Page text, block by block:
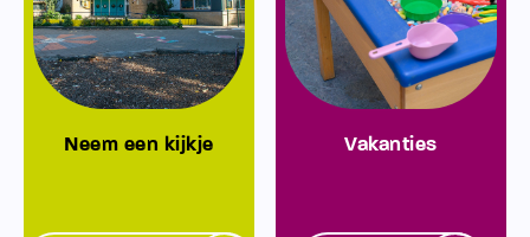
Neem een kijkje Vakanties